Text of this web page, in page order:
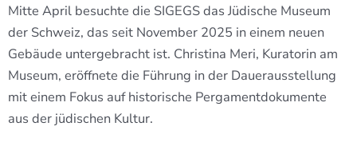
Mitte April besuchte die SIGEGS das Jüdische Museum
der Schweiz, das seit November 2025 in einem neuen
Gebäude untergebracht ist. Christina Meri, Kuratorin am
Museum, eröffnete die Führung in der Dauerausstellung
mit einem Fokus auf historische Pergamentdokumente
aus der jüdischen Kultur.